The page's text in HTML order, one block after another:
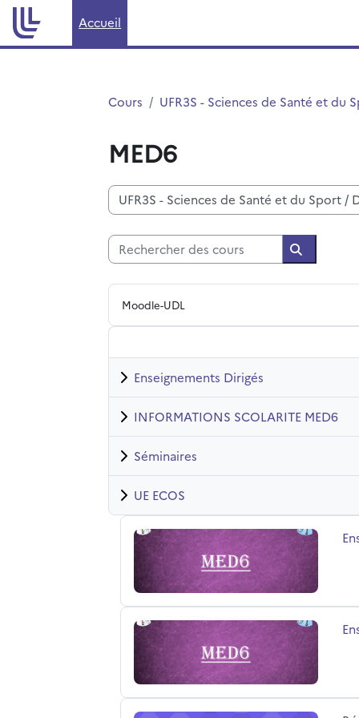
Passer au contenu principal
Accueil
Cours UFR3S - Sciences de Santé et du
MED6
Catégories de cours
Rechercher des cours
Moodle-UDL
Enseignements Dirigés
INFORMATIONS SCOLARITE MED6
Séminaires
UE ECOS
Enseignement MED6 2026-2027
Enseignement MED6 2025-2026